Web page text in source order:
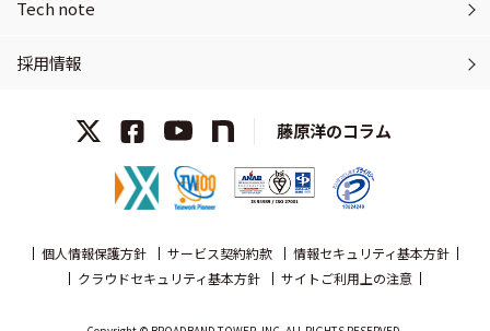
Tech note
採用情報
藤原洋のコラム
個人情報保護方針 サービス契約約款
情報セキュリティ基本方針
クラウドセキュリティ基本方針
サイトご利用上の注意